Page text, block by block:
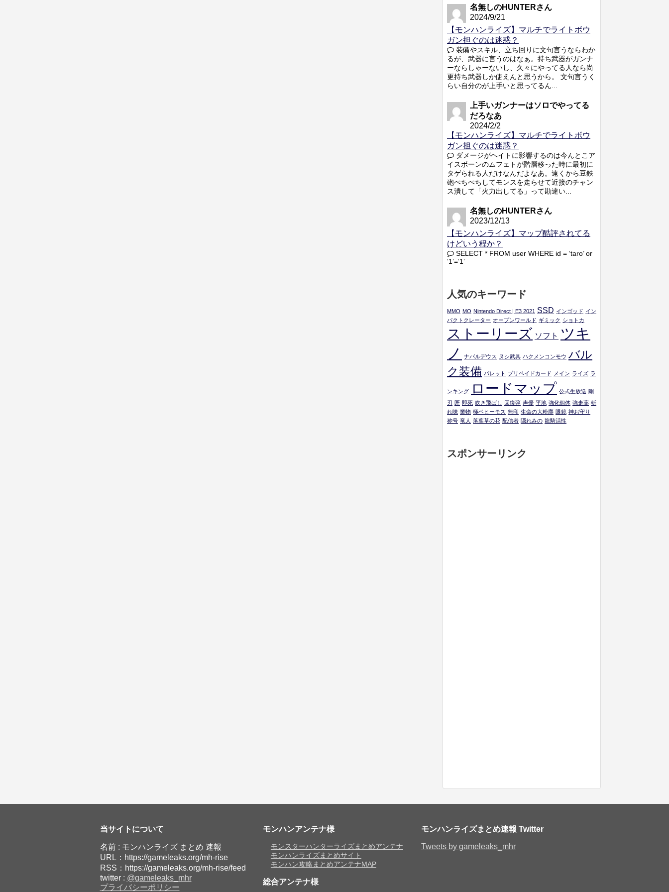
名無しのHUNTERさん
2024/9/21
【モンハンライズ】マルチでライトボウ
ガン担ぐのは迷惑？
装備やスキル、立ち回りに文句言うならわか
るが、武器に言うのはなぁ。持ち武器がガンナ
ーならしゃーないし、久々にやってる人なら尚
更持ち武器しか使えんと思うから。 文句言うく
らい自分のが上手いと思ってるん...
上手いガンナーはソロでやってる
だろなあ
2024/2/2
【モンハンライズ】マルチでライトボウ
ガン担ぐのは迷惑？
ダメージがヘイトに影響するのは今んとこア
イスボーンのムフェトが階層移った時に最初に
タゲられる人だけなんだよなあ。遠くから豆鉄
砲ぺちぺちしてモンスを走らせて近接のチャン
ス潰して「火力出してる」って勘違い...
名無しのHUNTERさん
2023/12/13
【モンハンライズ】マップ酷評されてる
けどいう程か？
SELECT * FROM user WHERE id = ‘taro’ or
‘1’=‘1’
人気のキーワード
MMO MO Nintendo Direct | E3 2021 SSD インゴッド イン
パクトクレーター オープンワールド ギミック ショトカ
ストーリーズ ソフト ツキ
ノ
ナバルデウス ヌシ武具 ハクメンコンモウ バル
ク装備 パレット プリペイドカード メイン ライズ ラ
ンキング ロードマップ 公式生放送 剛
刃
匠 即死 吹き飛ばし 回復弾 声優 平地 強化個体 強走薬 斬
れ味 業物 極ベヒーモス 無印 生命の大粉塵 眼鏡 神お守り
称号 竜人 落葉草の花 配信者 隠れみの 龍騎活性
スポンサーリンク
当サイトについて
名前 : モンハンライズ まとめ 速報
URL：https://gameleaks.org/mh-rise
RSS：https://gameleaks.org/mh-rise/feed
twitter : @gameleaks_mhr
プライバシーポリシー
モンハンアンテナ様
モンスターハンターライズまとめアンテナ
モンハンライズまとめサイト
モンハン攻略まとめアンテナMAP
総合アンテナ様
モンハンライズまとめ速報 Twitter
Tweets by gameleaks_mhr